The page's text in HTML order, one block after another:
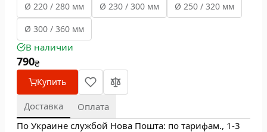
Ø 220 / 280 мм
Ø 230 / 300 мм
Ø 250 / 320 мм
Ø 300 / 360 мм
В наличии
790₴
Купить
Доставка
Оплата
По Украине службой Нова Пошта: по тарифам., 1-3